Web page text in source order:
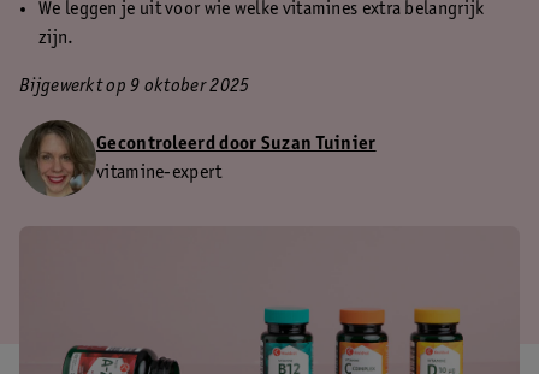
We leggen je uit voor wie welke vitamines extra belangrijk
zijn.
Bijgewerkt op 9 oktober 2025
Gecontroleerd door Suzan Tuinier
vitamine-expert